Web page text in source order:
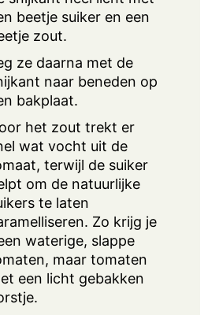
beetje suiker en een
zout.
ze daarna met de
naar beneden op
bakplaat.
het zout trekt er
wat vocht uit de
terwijl de suiker
om de natuurlijke
te laten
Zo krijg je
waterige, slappe
maar tomaten
een licht gebakken